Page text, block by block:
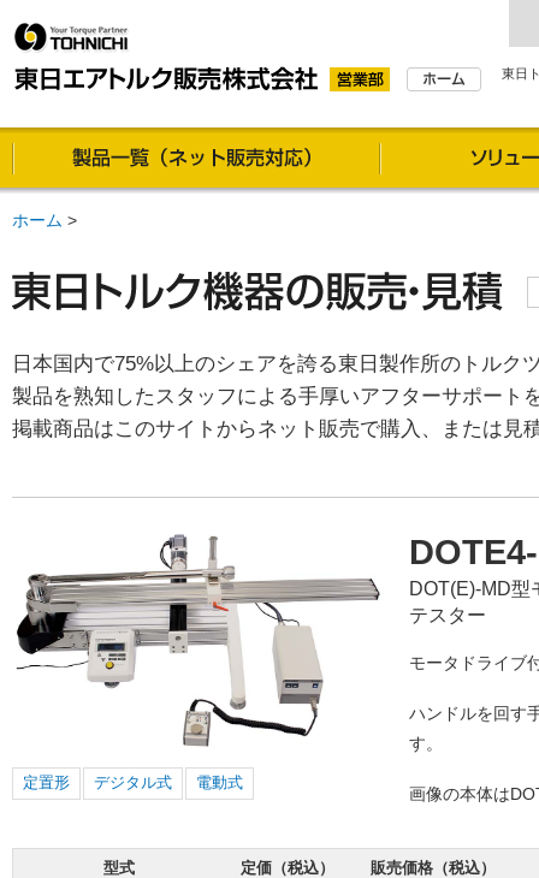
東日
製品一覧（通信販売
ホーム >
日本国内で75%以上のシェアを誇る東日製作所のトルク
製品を熟知したスタッフによる手厚いアフターサポート
掲載商品はこのサイトからネット販売で購入、または見
定置形 デジタル式 電動式
DOT(E)-MD型
テスター
モータドライブ
ハンドルを回す
す。
画像の本体は
型式 定価（税込）
販売価格（税込）